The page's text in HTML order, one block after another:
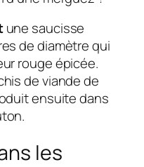
une saucisse
de diamètre qui
rouge épicée.
de viande de
ensuite dans
les